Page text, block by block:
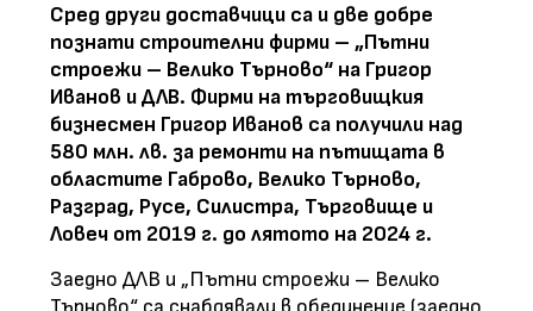
Сред други доставчици са и две добре
познати строителни фирми – „Пътни
строежи – Велико Търново“ на Григор
Иванов и ДЛВ. Фирми на търговищкия
бизнесмен Григор Иванов са получили над
580 млн. лв. за ремонти на пътищата в
областите Габрово, Велико Търново,
Разград, Русе, Силистра, Търговище и
Ловеч от 2019 г. до лятото на 2024 г.
Заедно ДЛВ и „Пътни строежи – Велико